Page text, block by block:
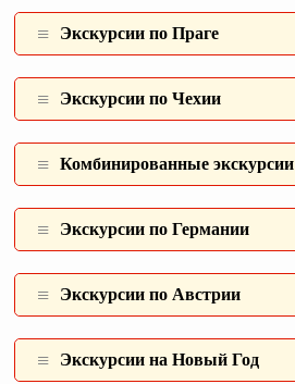
Экскурсии по Праге
Экскурсии по Чехии
Комбинированные экcкурсии
Экскурсии по Германии
Экскурсии по Австрии
Экскурсии на Новый Год